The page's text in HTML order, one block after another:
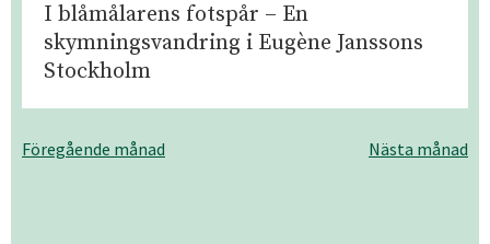
I blåmålarens fotspår – En
skymningsvandring i Eugène Janssons
Stockholm
Nästa månad
Föregående månad